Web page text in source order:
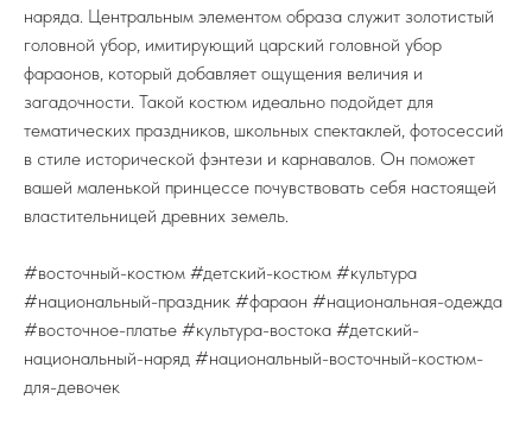
наряда. Центральным элементом образа служит золотистый
головной убор, имитирующий царский головной убор
фараонов, который добавляет ощущения величия и
загадочности. Такой костюм идеально подойдет для
тематических праздников, школьных спектаклей, фотосессий
в стиле исторической фэнтези и карнавалов. Он поможет
вашей маленькой принцессе почувствовать себя настоящей
властительницей древних земель.
#восточный-костюм #детский-костюм #культура
#национальный-праздник #фараон #национальная-одежда
#восточное-платье #культура-востока #детский-
национальный-наряд #национальный-восточный-костюм-
для-девочек